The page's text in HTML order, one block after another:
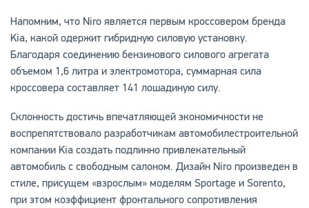
Напомним, что Niro является первым кроссовером бренда
Kia, какой одержит гибридную силовую установку.
Благодаря соединению бензинового силового агрегата
объемом 1,6 литра и электромотора, суммарная сила
кроссовера составляет 141 лошадиную силу.
Склонность достичь впечатляющей экономичности не
воспрепятствовало разработчикам автомобилестроительной
компании Kia создать подлинно привлекательный
автомобиль с свободным салоном. Дизайн Niro произведен в
стиле, присущем «взрослым» моделям Sportage и Sorento,
при этом коэффициент фронтального сопротивления